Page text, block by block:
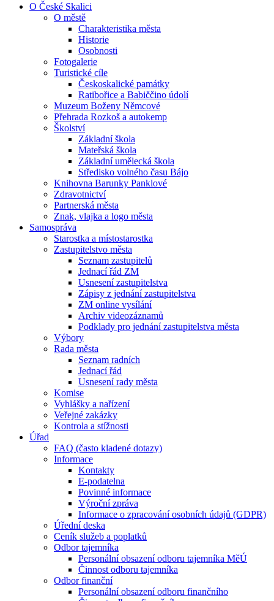
O České Skalici
O městě
Charakteristika města
Historie
Osobnosti
Fotogalerie
Turistické cíle
Českoskalické památky
Ratibořice a Babiččino údolí
Muzeum Boženy Němcové
Přehrada Rozkoš a autokemp
Školství
Základní škola
Mateřská škola
Základní umělecká škola
Středisko volného času Bájo
Knihovna Barunky Panklové
Zdravotnictví
Partnerská města
Znak, vlajka a logo města
Samospráva
Starostka a místostarostka
Zastupitelstvo města
Seznam zastupitelů
Jednací řád ZM
Usnesení zastupitelstva
Zápisy z jednání zastupitelstva
ZM online vysílání
Archiv videozáznamů
Podklady pro jednání zastupitelstva města
Výbory
Rada města
Seznam radních
Jednací řád
Usnesení rady města
Komise
Vyhlášky a nařízení
Veřejné zakázky
Kontrola a stížnosti
Úřad
FAQ (často kladené dotazy)
Informace
Kontakty
E-podatelna
Povinné informace
Výroční zpráva
Informace o zpracování osobních údajů (GDPR)
Úřední deska
Ceník služeb a poplatků
Odbor tajemníka
Personální obsazení odboru tajemníka MěÚ
Činnost odboru tajemníka
Odbor finanční
Personální obsazení odboru finančního